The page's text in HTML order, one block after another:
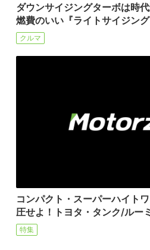
ダウンサイジングターボは時
燃費のいい『ライトサイジン
クルマ
コンパクト・スーパーハイト
圧せよ！トヨタ・タンク/ルー
特集